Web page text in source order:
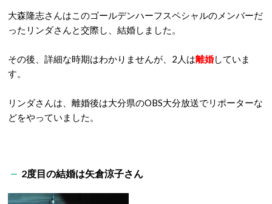
大森隆志さんはこのゴールデンハーフスペシャルのメンバーだ
ったリンダさんと交際し、結婚しました。
その後、詳細な時期はわかりませんが、2人は離婚していま
す。
リンダさんは、離婚後は大分県のOBS大分放送でリポーターな
どをやっていました。
2度目の結婚は矢倉涼子さん